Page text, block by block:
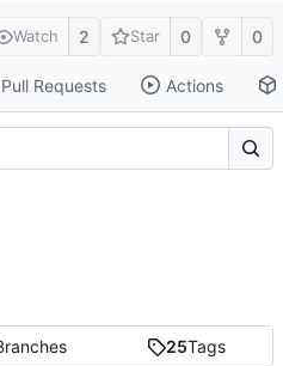
Watch 2 Star 0 0
Pull Requests Actions
25Tags